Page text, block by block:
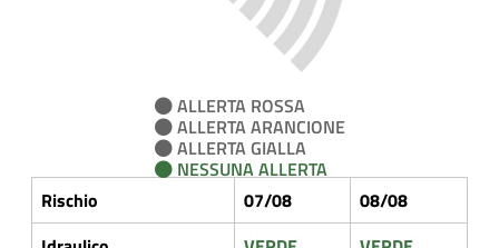
ALLERTA ROSSA
ALLERTA ARANCIONE
ALLERTA GIALLA
NESSUNA ALLERTA
Rischio
07/08
08/08